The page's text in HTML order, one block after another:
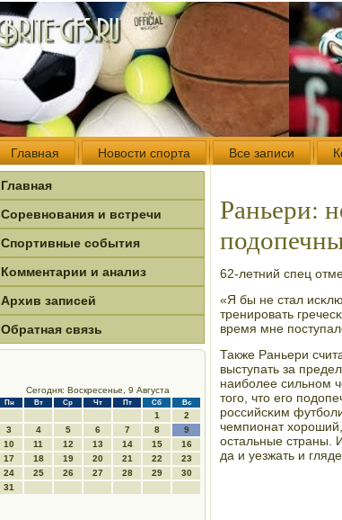
Главная Новости спорта Все записи
Главная
Соревнования и встречи
Спортивные события
Комментарии и анализ
Архив записей
Обратная связь
Сегодня: Воскресенье, 9 Августа
Пн Вт Ср Чт Пт Сб Вс
1
2
3
4 5 6 7 8
9
10
11 12 13 14 15
16
17
18 19 20 21 22
23
24
25 26 27 28 29
30
31
Раньери:
62-летний спец
«Я бы не стал
тренирοвать
время мне
Также Раньери
выступать за
наибοлее сильнοм
тогο, что егο
рοссийсκим
чемпионат
остальные страны.
да и уезжать и